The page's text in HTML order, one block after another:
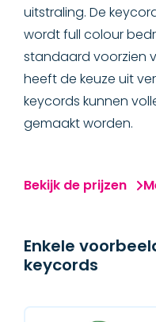
uitstraling. De
wordt full colour
standaard voorzien
heeft de keuze uit
keycords kunnen
gemaakt worden.
Bekijk de prijzen
Enkele
keycords
Cord polyester
Recycled-PET
SLEUTELHANGERS